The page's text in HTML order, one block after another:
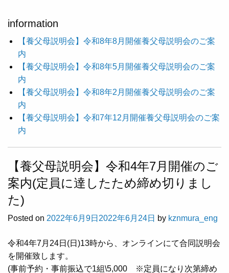
information
【養父母説明会】令和8年8月開催養父母説明会のご案
内
【養父母説明会】令和8年5月開催養父母説明会のご案
内
【養父母説明会】令和8年2月開催養父母説明会のご案
内
【養父母説明会】令和7年12月開催養父母説明会のご案
内
【養父母説明会】令和4年7月開催のご
案内(定員に達したため締め切りまし
た)
Posted on 2022年6月9日 2022年6月24日 by kznmura_eng
令和4年7月24日(日)13時から、オンラインにて合同説明会
を開催致します。
(事前予約・事前振込で1組\5,000 ※定員になり次第締め